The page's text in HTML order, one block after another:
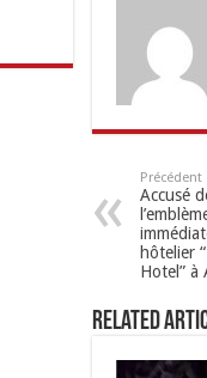
Précédent
Accusé
hôtelier
Hotel” à
Related